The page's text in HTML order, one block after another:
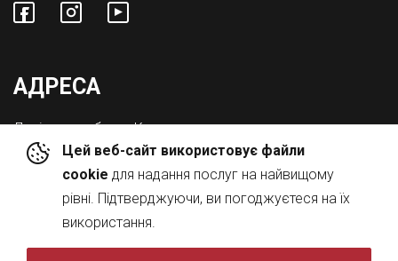
Цей веб-сайт використовує файли
cookie для надання послуг на найвищому
рівні. Підтверджуючи, ви погоджуєтеся на їх
використання.
АДРЕСА
Львівська обл., с. Конопниця,
Вул. Городоцька 8а